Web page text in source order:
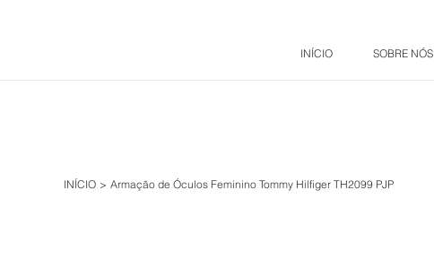
INÍCIO SOBRE NÓS
INÍCIO > Armação de Óculos Feminino Tommy Hilfiger TH2099 PJP